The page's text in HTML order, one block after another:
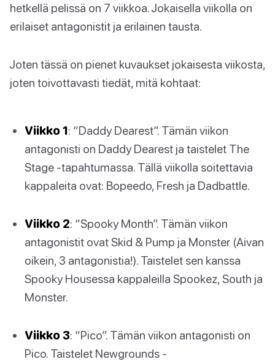
hetkellä pelissä on 7 viikkoa. Jokaisella viikolla on
erilaiset antagonistit ja erilainen tausta.
Joten tässä on pienet kuvaukset jokaisesta viikosta,
joten toivottavasti tiedät, mitä kohtaat:
Viikko 1: “Daddy Dearest”. Tämän viikon
antagonisti on Daddy Dearest ja taistelet The
Stage -tapahtumassa. Tällä viikolla soitettavia
kappaleita ovat: Bopeedo, Fresh ja Dadbattle.
Viikko 2: “Spooky Month”. Tämän viikon
antagonistit ovat Skid & Pump ja Monster (Aivan
oikein, 3 antagonistia!). Taistelet sen kanssa
Spooky Housessa kappaleilla Spookez, South ja
Monster.
Viikko 3: “Pico”. Tämän viikon antagonisti on
Pico. Taistelet Newgrounds -